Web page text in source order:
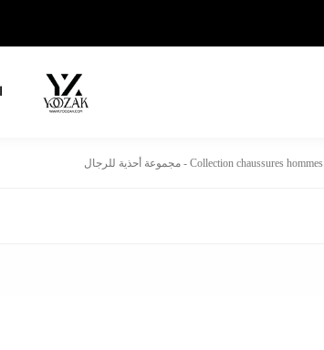
collection chaussures hommes - مجموعة أحذية للرجال